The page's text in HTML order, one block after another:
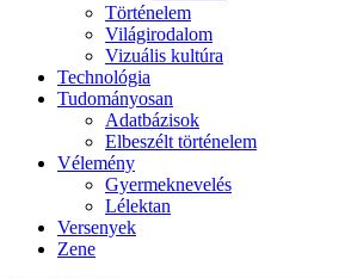
Történelem
Világirodalom
Vizuális kultúra
Technológia
Tudományosan
Adatbázisok
Elbeszélt történelem
Vélemény
Gyermeknevelés
Lélektan
Versenyek
Zene